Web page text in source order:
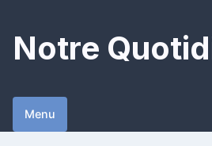
content
Notre
Menu